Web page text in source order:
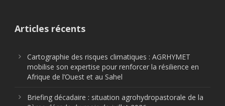
Articles récents
Cartographie des risques climatiques : AGRHYMET
mobilise son expertise pour renforcer la résilience en
Afrique de l’Ouest et au Sahel
Briefing décadaire : situation agrohydropastorale de la